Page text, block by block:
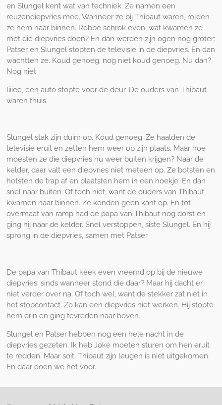
en Slungel kent wat van techniek. Ze namen een
reuzendiepvries mee. Wanneer ze bij Thibaut waren, rolden
ze hem naar binnen. Robbe schrok even, wat kwamen ze
met die diepvries doen? En dan werden zijn ogen nog groter:
Patser en Slungel stopten de televisie in de diepvries. En dan
wachtten ze. Koud genoeg, nog niet koud genoeg. Nu dan?
Nog niet.
Iiiiee, een auto stopte voor de deur. De ouders van Thibaut
waren thuis.
Slungel stak zijn duim op. Koud genoeg. Ze haalden de
televisie eruit en zetten hem weer op zijn plaats. Maar hoe
moesten ze die diepvries nu weer buiten krijgen? Naar de
kelder, daar valt een diepvries niet meteen op. Ze botsten en
hotsten de trap af en plaatsten hem in een hoekje. En dan
snel naar buiten. Of toch niet, want de ouders van Thibaut
kwamen naar binnen. Ze konden geen kant op. En tot
overmaat van ramp had de papa van Thibaut nog dorst en
ging hij naar de kelder. Snel verstoppen, siste Slungel. En hij
sprong in de diepvries, samen met Patser.
De papa van Thibaut keek even vreemd op bij de nieuwe
diepvries: sinds wanneer stond die daar? Maar hij dacht er
niet verder over na. Of toch wel, want de stekker zat niet in
het stopcontact. Zo kan een diepvries niet werken. Hij stopte
hem erin en ging tevreden naar boven.
Slungel en Patser hebben nog een hele nacht in de
diepvries gezeten. Ik heb Joke moeten sturen om hen eruit
te redden. Maar soit. Thibaut zijn leugen is niet uitgekomen.
En daar doen we het voor.